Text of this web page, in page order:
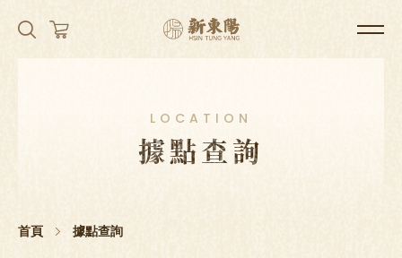
LOCATION
據點查詢
首頁 據點查詢